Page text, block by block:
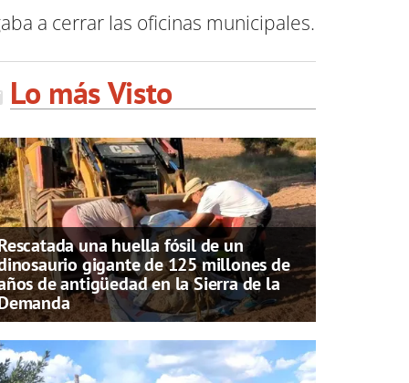
a cerrar las oficinas municipales.
Lo más Visto
una huella fósil de un
gigante de 125 millones de
de antigüedad en la Sierra de la